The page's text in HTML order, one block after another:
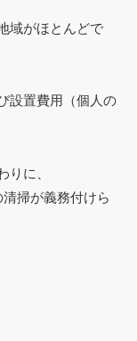
域がほとんどで
設置費用（個人の
に、
掃が義務付けら